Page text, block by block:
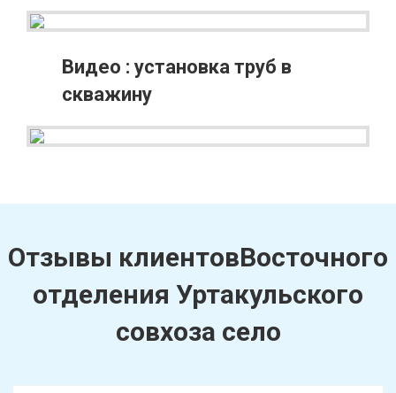
Чишминский район
Города и населенные пункты
Алексеевка
Алкино
Благовещенск
Буздяк
Кандры
Нижегородка
Раевка
Толбазы
Видео : установка труб в
скважину
Отзывы клиентовВосточного
отделения Уртакульского
совхоза село